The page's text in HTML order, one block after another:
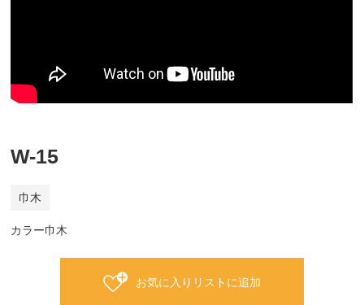
W-15
巾木
カラー巾木
お気に入りリストに追加